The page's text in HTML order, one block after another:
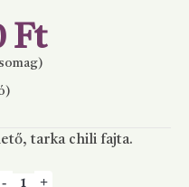
Ft
tarka chili fajta.